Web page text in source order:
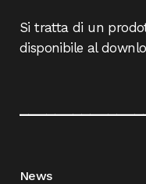
Si tratta di un
disponibile al
News